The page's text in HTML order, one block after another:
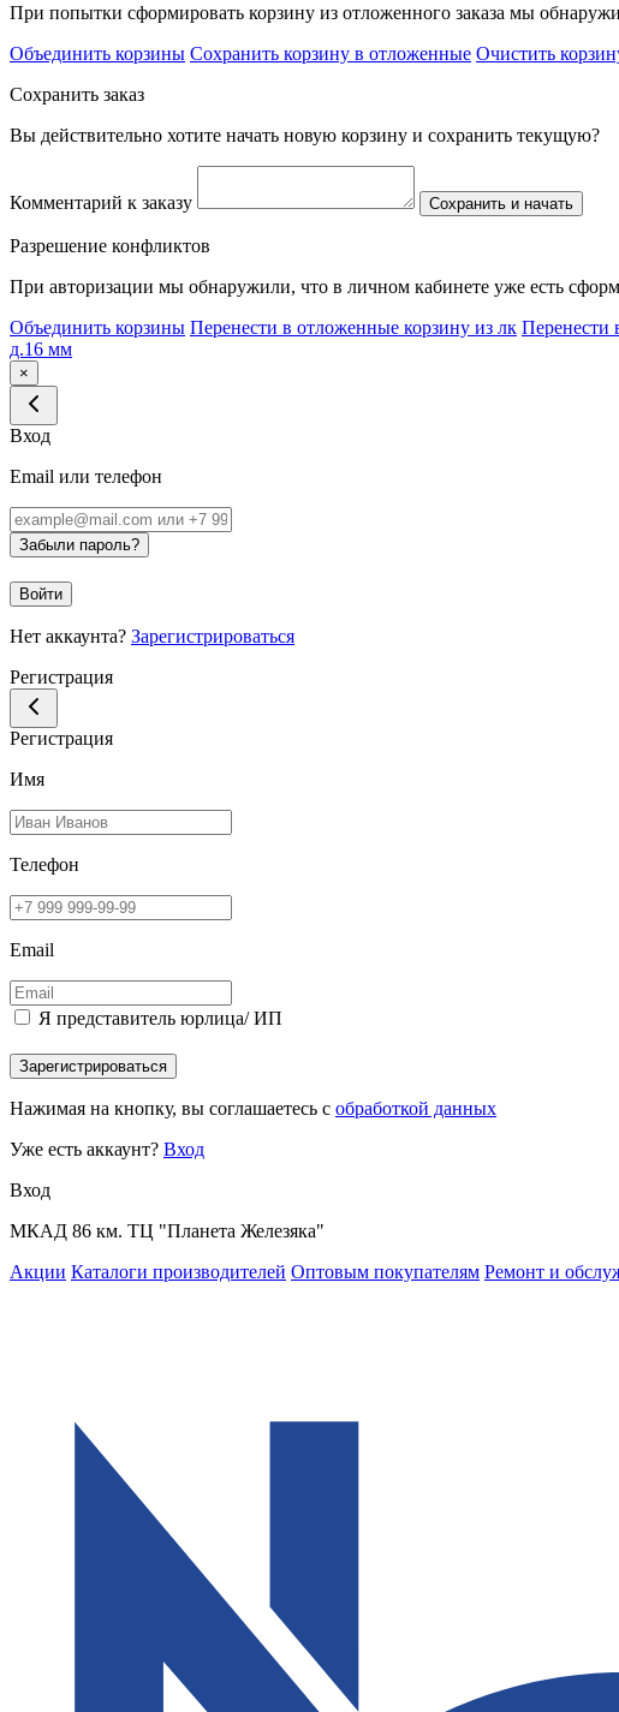
При попытки сформировать корзину из отложенного заказа мы
Объединить корзины Сохранить корзину в отложенные Очистить
Сохранить заказ
Вы действительно хотите начать новую корзину и сохранить текущую?
Комментарий к заказу Сохранить и начать
Разрешение конфликтов
При авторизации мы обнаружили, что в личном кабинете уже есть
Объединить корзины Перенести в отложенные корзину из лк Перенести
д.16 мм
×
Вход
Email или телефон
Забыли пароль?
Войти
Нет аккаунта? Зарегистрироваться
Регистрация
Регистрация
Имя
Телефон
Email
Я представитель юрлица/ ИП
Зарегистрироваться
Нажимая на кнопку, вы соглашаетесь с обработкой данных
Уже есть аккаунт? Вход
Вход
МКАД 86 км. ТЦ "Планета Железяка"
Акции Каталоги производителей Оптовым покупателям Ремонт и